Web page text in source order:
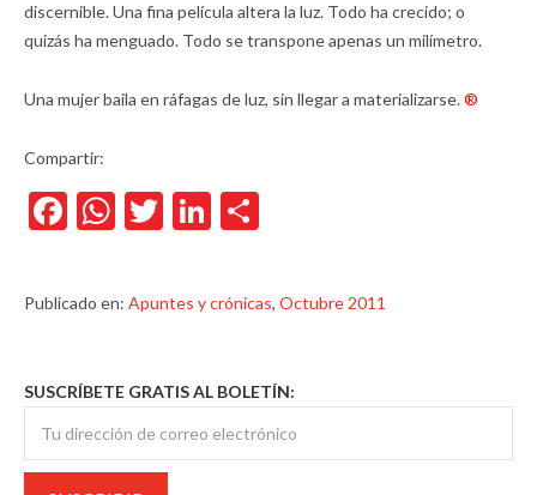
discernible. Una fina película altera la luz. Todo ha crecido; o
quizás ha menguado. Todo se transpone apenas un milímetro.
Una mujer baila en ráfagas de luz, sin llegar a materializarse.®
Compartir:
Facebook
WhatsApp
TwitterLinkedIn
Publicado en: Apuntes y crónicas, Octubre 2011
SUSCRÍBETE GRATIS AL BOLETÍN: